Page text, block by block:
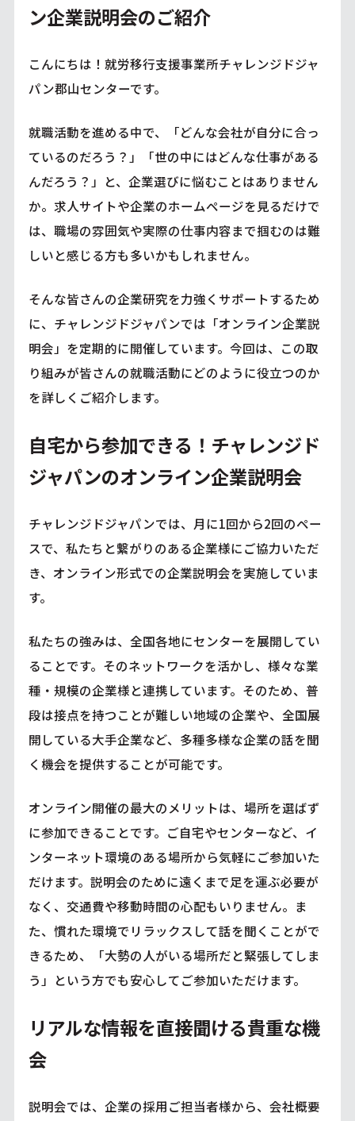
ン企業説明会のご紹介
こんにちは！就労移行支援事業所チャレンジドジャ
パン郡山センターです。
就職活動を進める中で、「どんな会社が自分に合っ
ているのだろう？」「世の中にはどんな仕事がある
んだろう？」と、企業選びに悩むことはありません
か。求人サイトや企業のホームページを見るだけで
は、職場の雰囲気や実際の仕事内容まで掴むのは難
しいと感じる方も多いかもしれません。
そんな皆さんの企業研究を力強くサポートするため
に、チャレンジドジャパンでは「オンライン企業説
明会」を定期的に開催しています。今回は、この取
り組みが皆さんの就職活動にどのように役立つのか
を詳しくご紹介します。
自宅から参加できる！チャレンジド
ジャパンのオンライン企業説明会
チャレンジドジャパンでは、月に1回から2回のペー
スで、私たちと繋がりのある企業様にご協力いただ
き、オンライン形式での企業説明会を実施していま
す。
私たちの強みは、全国各地にセンターを展開してい
ることです。そのネットワークを活かし、様々な業
種・規模の企業様と連携しています。そのため、普
段は接点を持つことが難しい地域の企業や、全国展
開している大手企業など、多種多様な企業の話を聞
く機会を提供することが可能です。
オンライン開催の最大のメリットは、場所を選ばず
に参加できることです。ご自宅やセンターなど、イ
ンターネット環境のある場所から気軽にご参加いた
だけます。説明会のために遠くまで足を運ぶ必要が
なく、交通費や移動時間の心配もいりません。ま
た、慣れた環境でリラックスして話を聞くことがで
きるため、「大勢の人がいる場所だと緊張してしま
う」という方でも安心してご参加いただけます。
リアルな情報を直接聞ける貴重な機
会
説明会では、企業の採用ご担当者様から、会社概要